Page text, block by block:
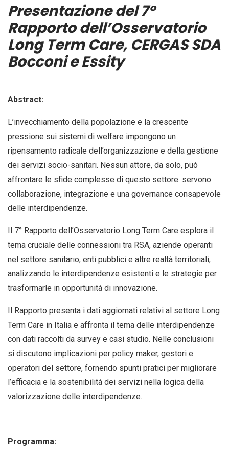
Presentazione del 7°
Rapporto dell’Osservatorio
Long Term Care, CERGAS SDA
Bocconi e Essity
Abstract:
L’invecchiamento della popolazione e la crescente
pressione sui sistemi di welfare impongono un
ripensamento radicale dell’organizzazione e della gestione
dei servizi socio-sanitari. Nessun attore, da solo, può
affrontare le sfide complesse di questo settore: servono
collaborazione, integrazione e una governance consapevole
delle interdipendenze.
Il 7° Rapporto dell’Osservatorio Long Term Care esplora il
tema cruciale delle connessioni tra RSA, aziende operanti
nel settore sanitario, enti pubblici e altre realtà territoriali,
analizzando le interdipendenze esistenti e le strategie per
trasformarle in opportunità di innovazione.
Il Rapporto presenta i dati aggiornati relativi al settore Long
Term Care in Italia e affronta il tema delle interdipendenze
con dati raccolti da survey e casi studio. Nelle conclusioni
si discutono implicazioni per policy maker, gestori e
operatori del settore, fornendo spunti pratici per migliorare
l’efficacia e la sostenibilità dei servizi nella logica della
valorizzazione delle interdipendenze.
Programma: